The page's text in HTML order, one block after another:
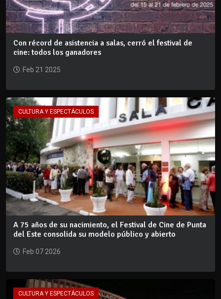
Con récord de asistencia a salas, cerró el festival de
cine: todos los ganadores
Feb 21 2025
CULTURA Y ESPECTÁCULOS
A 75 años de su nacimiento, el Festival de Cine de Punta
del Este consolida su modelo público y abierto
Feb 07 2026
CULTURA Y ESPECTÁCULOS